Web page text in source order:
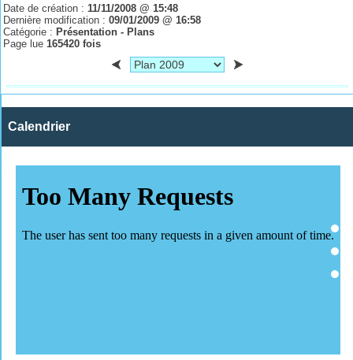
Date de création : 11/11/2008 @ 15:48
Dernière modification :09/01/2009 @ 16:58
Catégorie : Présentation - Plans
Page lue 165420 fois
Calendrier